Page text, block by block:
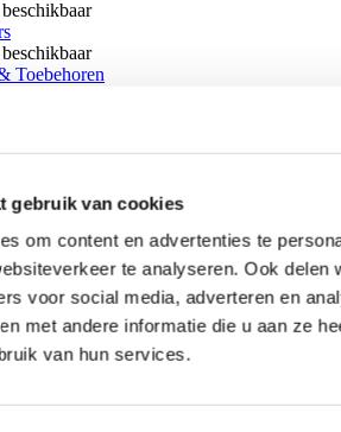
gebruik van cookies
om content en advertenties te
te analyseren. Ook
voor social media, adverteren en
met andere informatie die u aan ze
van hun services.
Toebehoren
Naven
beschikbaar
beschikbaar
overige